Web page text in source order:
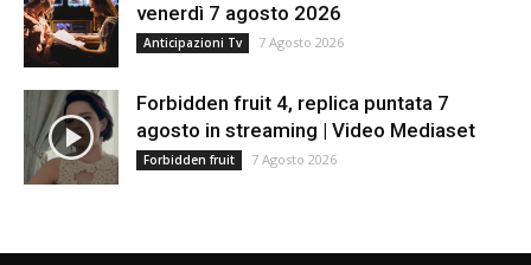
venerdì 7 agosto 2026
Anticipazioni Tv 7 Agosto 2026
Forbidden fruit 4, replica puntata 7
agosto in streaming | Video Mediaset
Forbidden fruit 7 Agosto 2026